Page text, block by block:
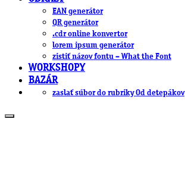
EAN generátor
QR generátor
.cdr online konvertor
lorem ipsum generátor
zistiť názov fontu – What the Font
WORKSHOPY
BAZÁR
zaslať súbor do rubriky Od detepákov